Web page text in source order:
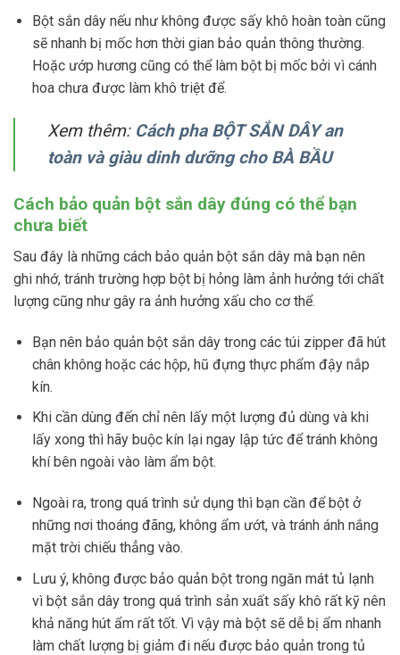
Bột sắn dây nếu như không được sấy khô hoàn toàn cũng
sẽ nhanh bị mốc hơn thời gian bảo quản thông thường.
Hoặc ướp hương cũng có thể làm bột bị mốc bởi vì cánh
hoa chưa được làm khô triệt để.
Xem thêm: Cách pha BỘT SẮN DÂY an
toàn và giàu dinh dưỡng cho BÀ BẦU
Cách bảo quản bột sắn dây đúng có thể bạn
chưa biết
Sau đây là những cách bảo quản bột sắn dây mà bạn nên
ghi nhớ, tránh trường hợp bột bị hỏng làm ảnh hưởng tới chất
lượng cũng như gây ra ảnh hưởng xấu cho cơ thể.
Bạn nên bảo quản bột sắn dây trong các túi zipper đã hút
chân không hoặc các hộp, hũ đựng thực phẩm đậy nắp
kín.
Khi cần dùng đến chỉ nên lấy một lượng đủ dùng và khi
lấy xong thì hãy buộc kín lại ngay lập tức để tránh không
khí bên ngoài vào làm ẩm bột.
Ngoài ra, trong quá trình sử dụng thì bạn cần để bột ở
những nơi thoáng đãng, không ẩm ướt, và tránh ánh nắng
mặt trời chiếu thẳng vào.
Lưu ý, không được bảo quản bột trong ngăn mát tủ lạnh
vì bột sắn dây trong quá trình sản xuất sấy khô rất kỹ nên
khả năng hút ẩm rất tốt. Vì vậy mà bột sẽ dễ bị ẩm nhanh
làm chất lượng bị giảm đi nếu được bảo quản trong tủ